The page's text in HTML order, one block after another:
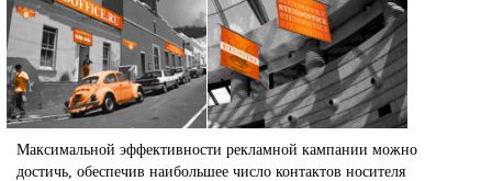
Максимальной эффективности рекламной кампании можно
достичь, обеспечив наибольшее число контактов носителя